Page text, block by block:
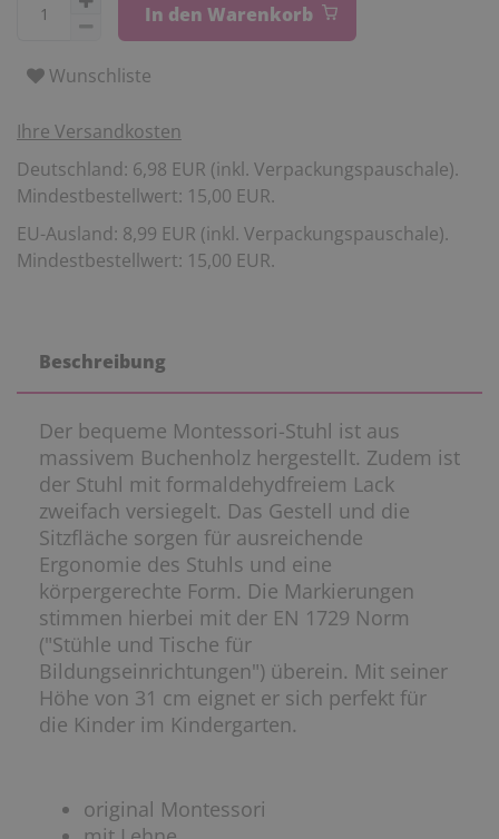
In den Warenkorb
Wunschliste
Ihre Versandkosten
Deutschland: 6,98 EUR (inkl. Verpackungspauschale).
Mindestbestellwert: 15,00 EUR.
EU-Ausland: 8,99 EUR (inkl. Verpackungspauschale).
Mindestbestellwert: 15,00 EUR.
Beschreibung
Der bequeme Montessori-Stuhl ist aus
massivem Buchenholz hergestellt. Zudem ist
der Stuhl mit formaldehydfreiem Lack
zweifach versiegelt. Das Gestell und die
Sitzfläche sorgen für ausreichende
Ergonomie des Stuhls und eine
körpergerechte Form. Die Markierungen
stimmen hierbei mit der EN 1729 Norm
("Stühle und Tische für
Bildungseinrichtungen") überein. Mit seiner
Höhe von 31 cm eignet er sich perfekt für
die Kinder im Kindergarten.
original Montessori